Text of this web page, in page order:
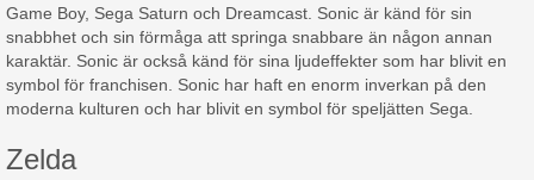
Game Boy, Sega Saturn och Dreamcast. Sonic är känd för sin
snabbhet och sin förmåga att springa snabbare än någon annan
karaktär. Sonic är också känd för sina ljudeffekter som har blivit en
symbol för franchisen. Sonic har haft en enorm inverkan på den
moderna kulturen och har blivit en symbol för speljätten Sega.
Zelda